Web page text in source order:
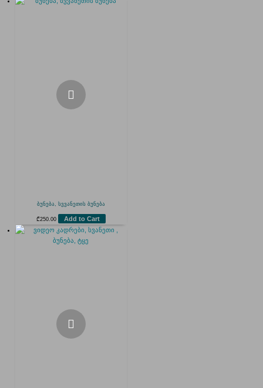
ბუნება, სვვანეთის ბუნება
₾250.00 Add to Cart